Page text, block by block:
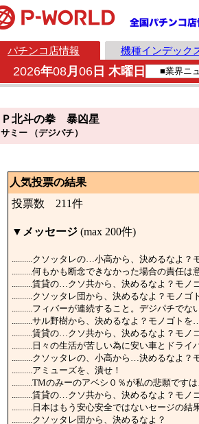
パチンコ店情報 機種インデック
2026年08月 06日 木曜日
Ｐ北斗の拳 暴凶星
サミー （デジパチ）
人気投票の結果
投票数 211件
▼ メッセージ (max 200件)
..........クソッタレの…小高から、決めるなよ？
..........何もかも断念できなかった場合の責任は
..........賃貸の…クソ共から、決めるなよ？モノ
..........クソッタレ団から、決めるなよ？モノゴ
..........フィバーが連続すること。デジパチでな
..........サル野樹から、決めるなよ？モノゴトを
..........賃貸の…クソ共から、決めるなよ？モノ
..........日々の生活が苦しい為に安い車とドライ
..........クソッタレの、小高から…決めるなよ？
..........アミューズを、潰せ！
..........TMのみーのアベシ０％が私の悲願です
..........賃貸の…クソ共から、決めるなよ？モノ
..........日本はもう安心安全ではないセージの結
..........クソッタレ団から、決めるなよ？